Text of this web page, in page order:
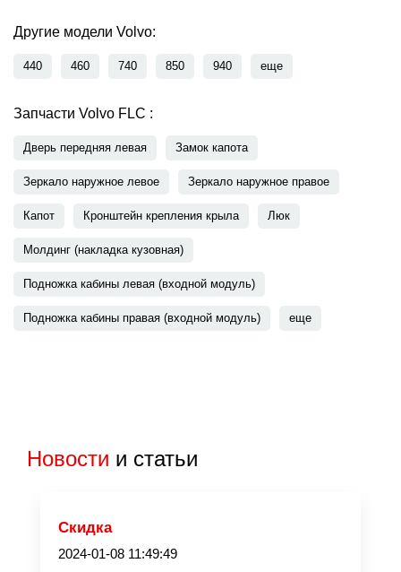
Другие модели Volvo:
440 460 740 850 940 еще
Запчасти Volvo FLC :
Дверь передняя левая Замок капота
Зеркало наружное левое Зеркало наружное правое
Капот Кронштейн крепления крыла Люк
Молдинг (накладка кузовная)
Подножка кабины левая (входной модуль)
Подножка кабины правая (входной модуль) еще
Новости и статьи
Скидка
2024-01-08 11:49:49